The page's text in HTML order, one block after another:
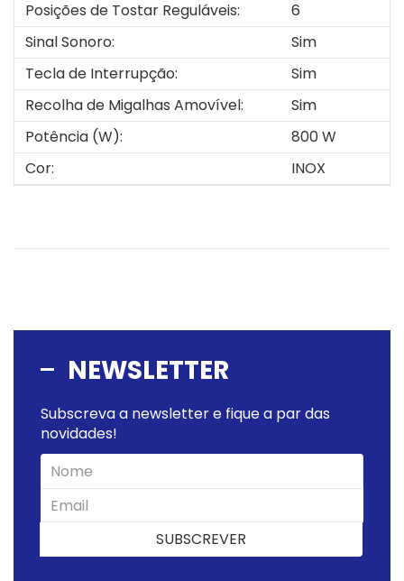
Posições de Tostar Reguláveis:
6
Sinal Sonoro:
Sim
Tecla de Interrupção:
Sim
Recolha de Migalhas Amovível:
Sim
Potência (W):
800 W
Cor:
INOX
NEWSLETTER
Subscreva a newsletter e fique a par das
novidades!
SUBSCREVERSUBSCREVER